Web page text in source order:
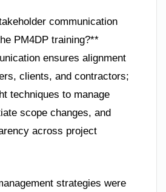
communication
PM4DP training?**
ensures alignment
clients, and contractors;
techniques to manage
scope changes, and
across project
strategies were